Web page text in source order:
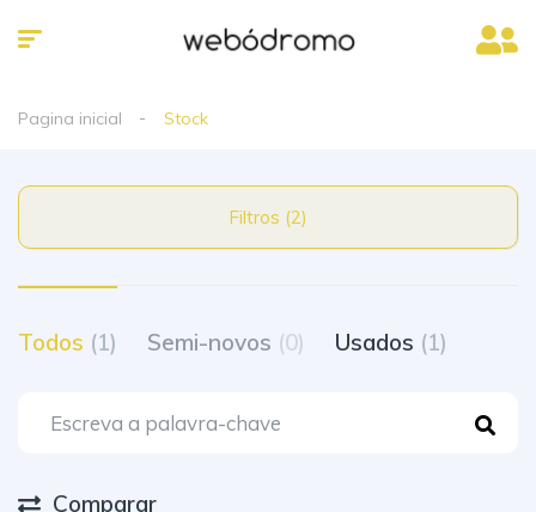
Pagina inicial Stock
Filtros (2)
Todos (1) Semi-novos (0) Usados (1)
Comparar